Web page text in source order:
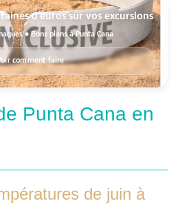
d’euros sur vos excursions
• Bons plans à Punta Cana
comment faire
Punta Cana en
de juin à